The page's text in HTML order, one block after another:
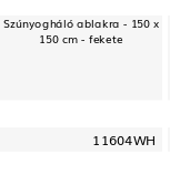
Szúnyogháló ablakra - 150 x
150 cm - fekete
11604WH